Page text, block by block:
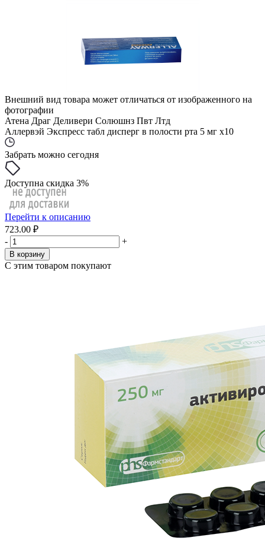
Внешний вид товара может отличаться от изображенного на
фотографии
Атена Драг Деливери Солюшнз Пвт Лтд
Аллервэй Экспресс табл дисперг в полости рта 5 мг x10
Забрать можно сегодня
Доступна скидка 3%
Перейти к описанию
723.00 ₽
-
+
В корзину
С этим товаром покупают